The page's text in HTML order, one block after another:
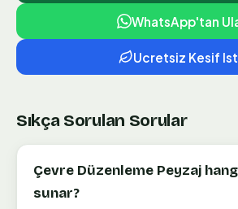
WhatsApp'tan
Ucretsiz Kesif
Sıkça Sorulan Sorular
Çevre Düzenleme Peyzaj
sunar?